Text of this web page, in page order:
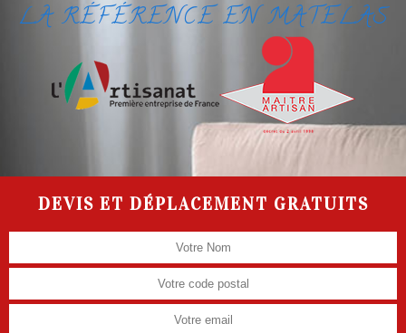
LA RÉFÉRENCE EN MATELAS
DEVIS ET DÉPLACEMENT GRATUITS